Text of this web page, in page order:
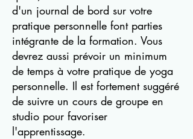
d'un journal de bord sur votre
pratique personnelle font parties
intégrante de la formation. Vous
devrez aussi prévoir un minimum
de temps à votre pratique de yoga
personnelle. Il est fortement suggéré
de suivre un cours de groupe en
studio pour favoriser
l'apprentissage.